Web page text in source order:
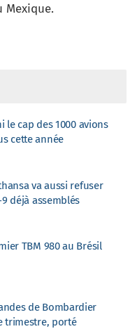
Mexique.
le cap des 1000 avions
cette année
va aussi refuser
déjà assemblés
TBM 980 au Brésil
de Bombardier
trimestre, porté